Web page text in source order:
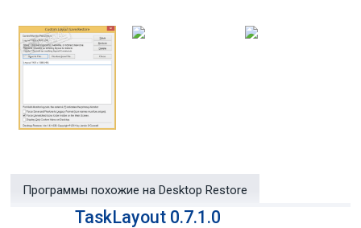
Windows. Утилита отлично интегрируется в оболочку
управления рабочим столом, откуда и осуществляется
Утилита пригодится, если по каким-либо причинам иконки
на рабочем столе меняют свое местоположение. Это
всех предметов рабочего стола и при необходимости всего
в пару кликов мышки его восстановить.
Программы похожие на Desktop Restore
TaskLayout 0.7.1.0